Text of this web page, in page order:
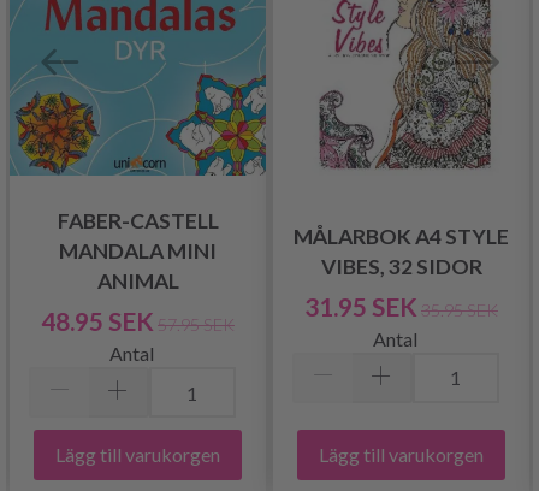
FABER-CASTELL
MANDALA MINI
ANIMAL
48.95 SEK 57.95 SEK
Antal
Lägg till varukorgen
MÅLARBOK A4 STYLE
VIBES, 32 SIDOR
31.95 SEK 35.95 SEK
Antal
Lägg till varukorgen